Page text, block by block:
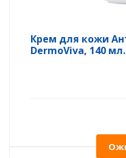
Крем для кожи
DermoViva, 140 мл.